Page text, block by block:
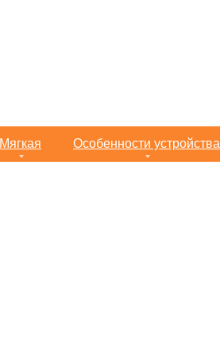
Мягкая Особенности устройства